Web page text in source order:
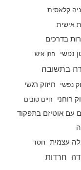
קלאסית
אישית
בדרכים
נפשי
חזון איש
בתשובה
נפשי חיזוק רגשי
רוחני חיים טובים
עם אוטיזם בתפקוד
עצמית חסד
חרדות